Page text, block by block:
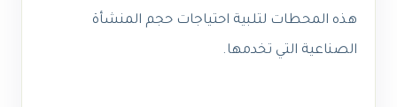
هذه المحطات لتلبية احتياجات حجم المنشأة
الصناعية التي تخدمها.